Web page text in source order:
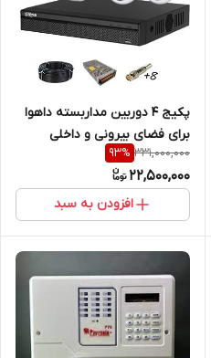
پکیج 4 دوربین مداربسته داهوا
برای فضای بیرونی و داخلی
331,000,000
93%
22,500,000
افزودن به سبد